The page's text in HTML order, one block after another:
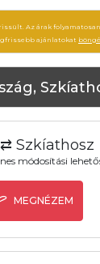
Az árak
ajánlatokat
Szkíathosz
módosítási
MEGNÉZEM